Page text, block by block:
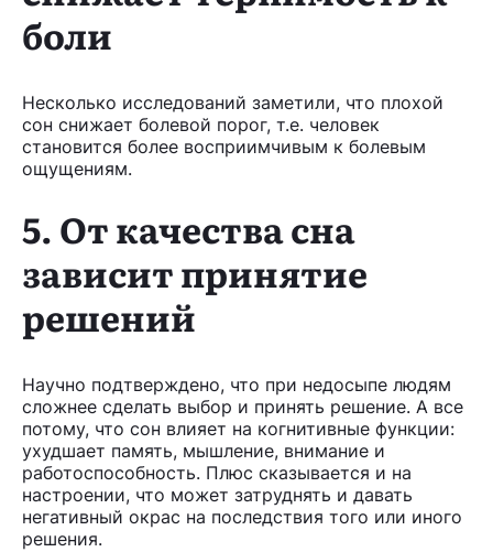
боли
Несколько исследований заметили, что плохой
сон снижает болевой порог, т.е. человек
становится более восприимчивым к болевым
ощущениям.
5. От качества сна
зависит принятие
решений
Научно подтверждено, что при недосыпе людям
сложнее сделать выбор и принять решение. А все
потому, что сон влияет на когнитивные функции:
ухудшает память, мышление, внимание и
работоспособность. Плюс сказывается и на
настроении, что может затруднять и давать
негативный окрас на последствия того или иного
решения.